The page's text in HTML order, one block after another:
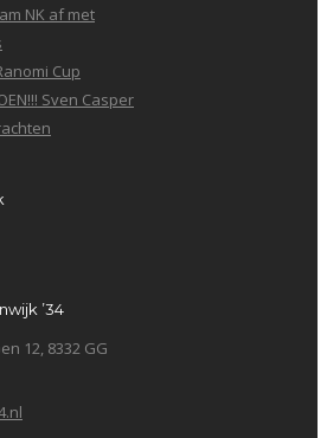
NK af met
Cup
Sven Casper
’34
12, 8332 GG